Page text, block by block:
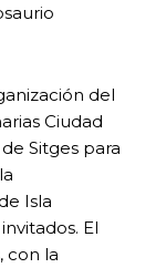
del
Ciudad
Sitges para
Isla
El
con la